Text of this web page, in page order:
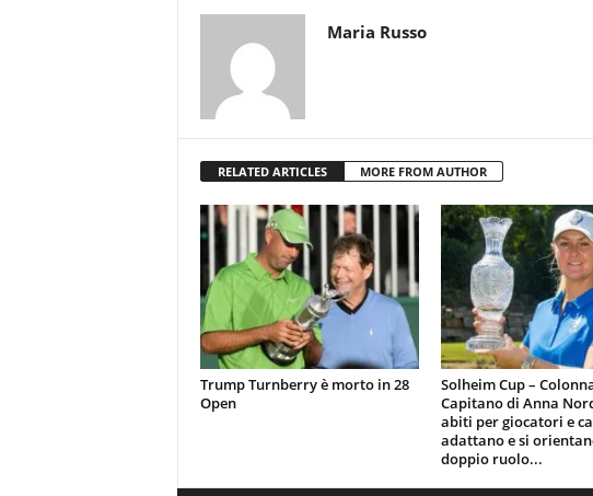
Maria Russo
RELATED ARTICLES MORE FROM AUTHOR
Trump Turnberry è morto in 28
Open
Solheim Cup –
Capitano di Anna
abiti per giocatori e
adattano e si
doppio ruolo...